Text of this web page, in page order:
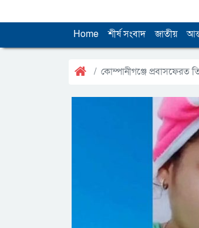
Home শীর্ষ সংবাদ জাতীয়
কোম্পানীগঞ্জে প্রবাসফেরত